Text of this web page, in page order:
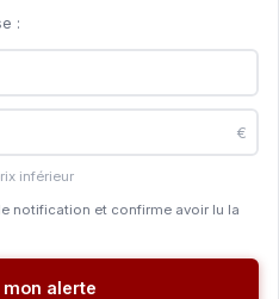
:
€
inférieur
notification et confirme avoir lu la
mon alerte